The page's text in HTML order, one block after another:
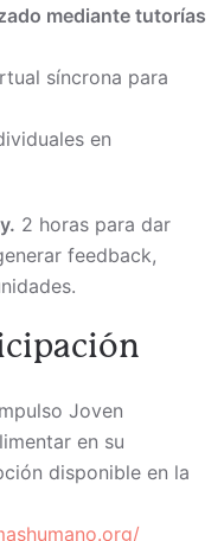
mediante tutorías
síncrona para
en
2 horas para dar
feedback,
Joven
en su
disponible en la